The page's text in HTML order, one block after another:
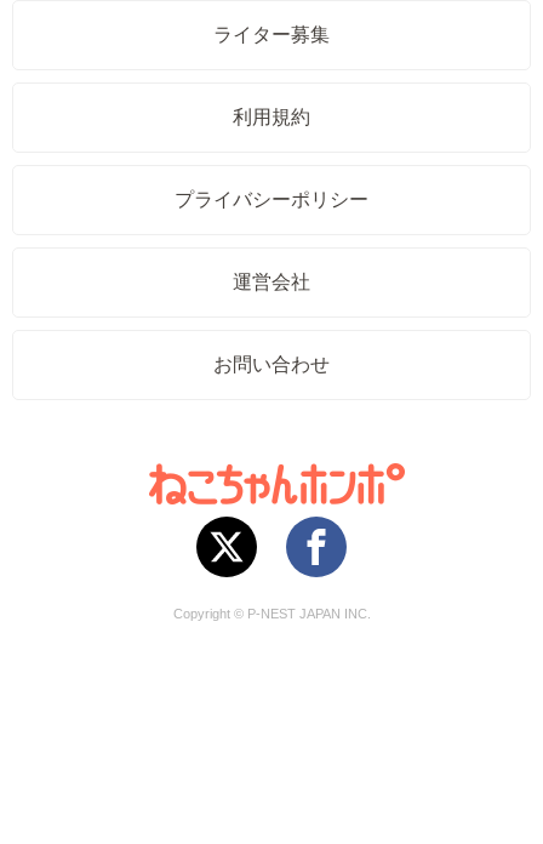
ライター募集
利用規約
プライバシーポリシー
運営会社
お問い合わせ
Copyright © P-NEST JAPAN INC.